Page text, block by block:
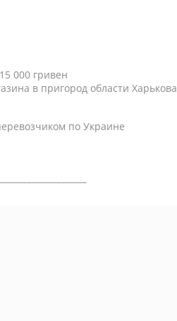
000 гривен
в пригород области Харькова
по Украине